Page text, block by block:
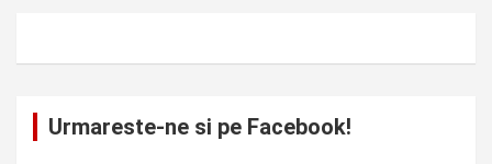
Urmareste-ne si pe Facebook!